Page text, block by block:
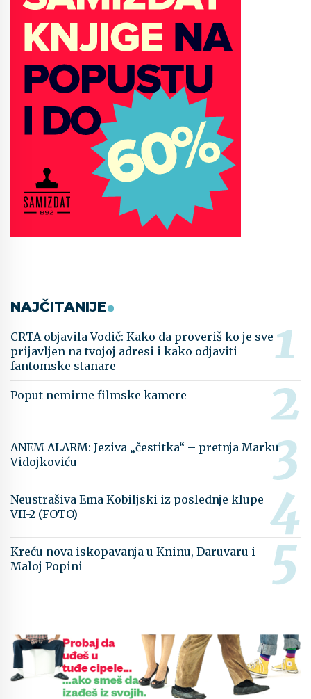
NAJČITANIJE
CRTA objavila Vodič: Kako da proveriš ko je sve
prijavljen na tvojoj adresi i kako odjaviti
fantomske stanare
Poput nemirne filmske kamere
ANEM ALARM: Jeziva „čestitka“ – pretnja Marku
Vidojkoviću
Neustrašiva Ema Kobiljski iz poslednje klupe
VII-2 (FOTO)
Kreću nova iskopavanja u Kninu, Daruvaru i
Maloj Popini